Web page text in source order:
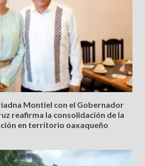
Montiel con el Gobernador
reafirma la consolidación de la
en territorio oaxaqueño